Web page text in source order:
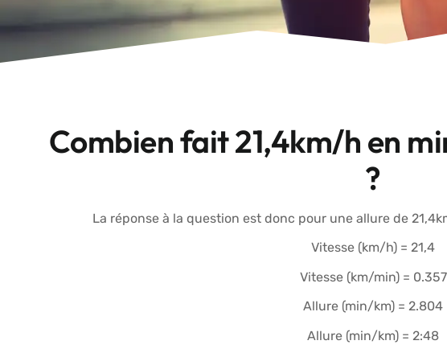
Combien fait 21,4km/h en
?
La réponse à la question est donc pour une allure de
Vitesse (km/h) = 21,4
Vitesse (km/min) = 0.357
Allure (min/km) = 2.804
Allure (min/km) = 2:48